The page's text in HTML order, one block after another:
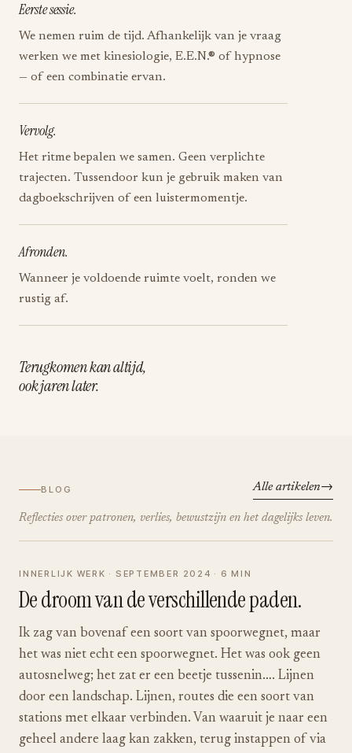
Eerste sessie.
We nemen ruim de tijd. Afhankelijk van je vraag
werken we met kinesiologie, E.E.N.® of hypnose
— of een combinatie ervan.
Vervolg.
Het ritme bepalen we samen. Geen verplichte
trajecten. Tussendoor kun je gebruik maken van
dagboekschrijven of een luistermomentje.
Afronden.
Wanneer je voldoende ruimte voelt, ronden we
rustig af.
Terugkomen kan altijd,
ook jaren later.
BLOG Alle artikelen
Reflecties over patronen, verlies, bewustzijn en het dagelijks leven.
INNERLIJK WERK · SEPTEMBER 2024 · 6 MIN
De droom van de verschillende paden.
Ik zag van bovenaf een soort van spoorwegnet, maar
het was niet echt een spoorwegnet. Het was ook geen
autosnelweg; het zat er een beetje tussenin…. Lijnen
door een landschap. Lijnen, routes die een soort van
stations met elkaar verbinden. Van waaruit je naar een
geheel andere laag kan zakken, terug instappen of via